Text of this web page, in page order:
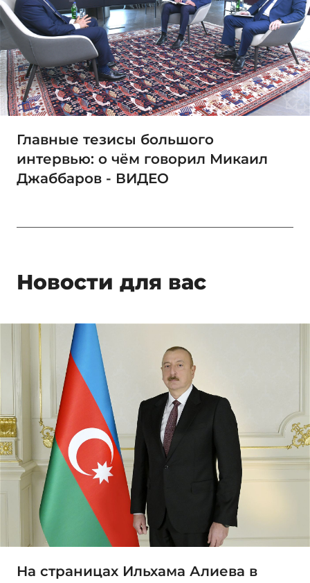
Главные тезисы большого
интервью: о чём говорил Микаил
Джаббаров - ВИДЕО
Новости для вас
На страницах Ильхама Алиева в